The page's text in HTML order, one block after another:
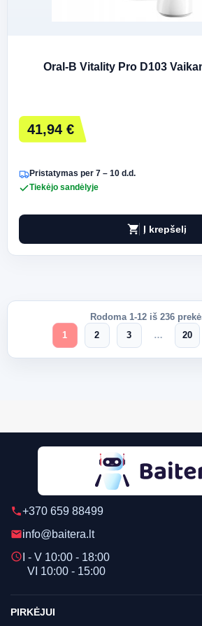
Oral-B Vitality Pro D103
41,94 €
Pristatymas per 7 – 10 d.d.
Tiekėjo sandėlyje
shopping_cart Į krepšelį
Rodoma 1-12 iš 236
1
2 3 … 20
phone+370 659 88499
emailinfo@baitera.lt
schedule I - V 10:00 - 18:00
VI 10:00 - 15:00
PIRKĖJUI